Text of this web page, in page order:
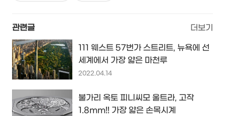
관련글 더보기
111 웨스트 57번가 스트리트, 뉴욕에 선
세계에서 가장 얇은 마천루
2022.04.14
불가리 옥토 피니씨모 울트라, 고작
1.8mm!! 가장 얇은 손목시계